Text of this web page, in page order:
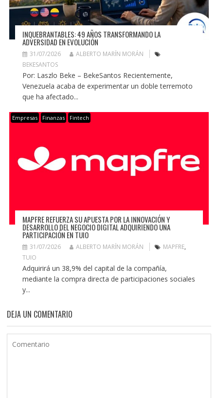
INQUEBRANTABLES: 49 AÑOS TRANSFORMANDO LA
ADVERSIDAD EN EVOLUCIÓN
31/07/2026
ALBERTO MARÍN MORÁN
BEKESANTOS
Por: Laszlo Beke – BekeSantos Recientemente,
Venezuela acaba de experimentar un doble terremoto
que ha afectado...
Empresas Finanzas Fintech
MAPFRE REFUERZA SU APUESTA POR LA INNOVACIÓN Y
DESARROLLO DEL NEGOCIO DIGITAL ADQUIRIENDO UNA
PARTICIPACIÓN EN TUIO
31/07/2026 ALBERTO MARÍN MORÁN MAPFRE,
TUIO
Adquirirá un 38,9% del capital de la compañía,
mediante la compra directa de participaciones sociales
y...
DEJA UN COMENTARIO